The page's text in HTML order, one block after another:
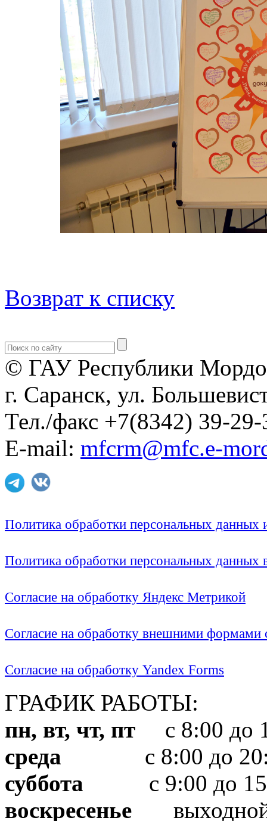
Возврат к списку
© ГАУ Республики
г. Саранск, ул.
Тел./факс +7(8342) 39-29-
E-mail: mfcrm@mfc.e-
Политика обработки персональных
Политика обработки персональных
Согласие на обработку Яндекс Метрикой
Согласие на обработку внешними формами
Согласие на обработку Yandex Forms
ГРАФИК РАБОТЫ:
пн, вт, чт, пт с 8:00 до
среда с 8:00 до
суббота с 9:00 до
воскресенье